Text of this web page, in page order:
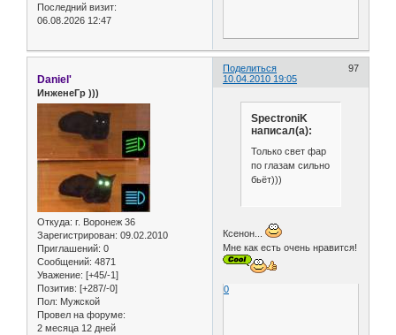
Последний визит:
06.08.2026 12:47
Поделиться
97
10.04.2010 19:05
Daniel'
ИнженеГр )))
Откуда: г. Воронеж 36
Зарегистрирован: 09.02.2010
Приглашений: 0
Сообщений: 4871
Уважение: [+45/-1]
Позитив: [+287/-0]
Пол: Мужской
Провел на форуме:
2 месяца 12 дней
SpectroniK
написал(а):
Только свет фар
по глазам сильно
бьёт)))
Ксенон...
Мне как есть очень нравится!
0